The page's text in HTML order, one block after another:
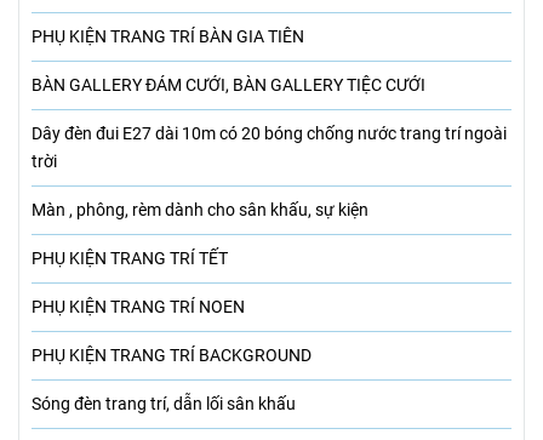
PHỤ KIỆN TRANG TRÍ BÀN GIA TIÊN
BÀN GALLERY ĐÁM CƯỚI, BÀN GALLERY TIỆC CƯỚI
Dây đèn đui E27 dài 10m có 20 bóng chống nước trang trí ngoài
trời
Màn , phông, rèm dành cho sân khấu, sự kiện
PHỤ KIỆN TRANG TRÍ TẾT
PHỤ KIỆN TRANG TRÍ NOEN
PHỤ KIỆN TRANG TRÍ BACKGROUND
Sóng đèn trang trí, dẫn lối sân khấu